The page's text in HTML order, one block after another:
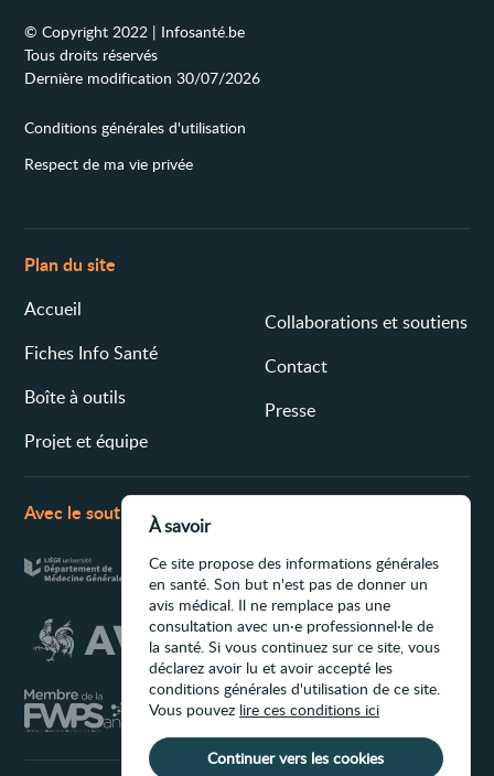
© Copyright 2022 | Infosanté.be
Tous droits réservés
Dernière modification 30/07/2026
Conditions générales d'utilisation
Respect de ma vie privée
Plan du site
Accueil
Fiches Info Santé
Boîte à outils
Projet et équipe
Collaborations et soutiens
Contact
Presse
Avec le soutien de
À savoir
Ce site propose des informations générales
en santé. Son but n'est pas de donner un
avis médical. Il ne remplace pas une
consultation avec un·e professionnel·le de
la santé. Si vous continuez sur ce site, vous
déclarez avoir lu et avoir accepté les
conditions générales d'utilisation de ce site.
Vous pouvez lire ces conditions ici
Continuer vers les cookies